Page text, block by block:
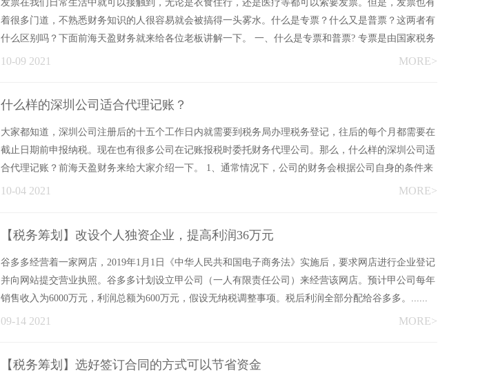
发票在我们日常生活中就可以接触到，无论是衣食住行，还是医疗等都可以索要发票。但是，发票也有
着很多门道，不熟悉财务知识的人很容易就会被搞得一头雾水。什么是专票？什么又是普票？这两者有
什么区别吗？下面前海天盈财务就来给各位老板讲解一下。 一、什么是专票和普票? 专票是由国家税务
机关......
10-09 2021 MORE>
什么样的深圳公司适合代理记账？
大家都知道，深圳公司注册后的十五个工作日内就需要到税务局办理税务登记，往后的每个月都需要在
截止日期前申报纳税。现在也有很多公司在记账报税时委托财务代理公司。那么，什么样的深圳公司适
合代理记账？前海天盈财务来给大家介绍一下。 1、通常情况下，公司的财务会根据公司自身的条件来
判断是......
10-04 2021 MORE>
【税务筹划】改设个人独资企业，提高利润36万元
谷多多经营着一家网店，2019年1月1日《中华人民共和国电子商务法》实施后，要求网店进行企业登记
并向网站提交营业执照。谷多多计划设立甲公司（一人有限责任公司）来经营该网店。预计甲公司每年
销售收入为6000万元，利润总额为600万元，假设无纳税调整事项。税后利润全部分配给谷多多。......
09-14 2021 MORE>
【税务筹划】选好签订合同的方式可以节省资金